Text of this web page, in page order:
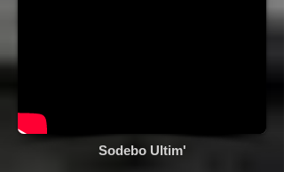
Sodebo Ultim'